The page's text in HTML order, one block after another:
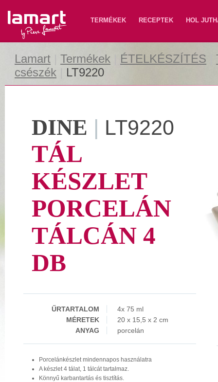
Lamart TERMÉKEK RECEPTEK HOL
Lamart Termékek ÉTELKÉSZÍTÉS
csészék
LT9220
DINE | LT9220
TÁL
KÉSZLET
PORCELÁN
TÁLCÁN 4
DB
ŰRTARTALOM
4x 75 ml
MÉRETEK
20 x 15,5 x 2 cm
ANYAG
porcelán
Porcelánkészlet mindennapos használatra
A készlet 4 tálat, 1 tálcát tartalmaz.
Könnyű karbantartás és tisztítás.